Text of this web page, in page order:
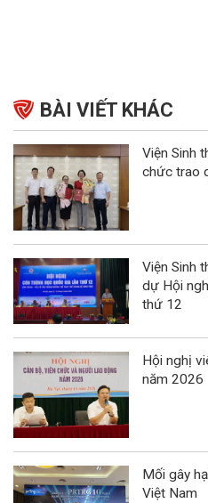
BÀI VIẾT KHÁC
Viện Sinh
chức trao
Viện Sinh
dự Hội
thứ 12
Hội nghị
năm 2026
Mối gây
Việt Nam